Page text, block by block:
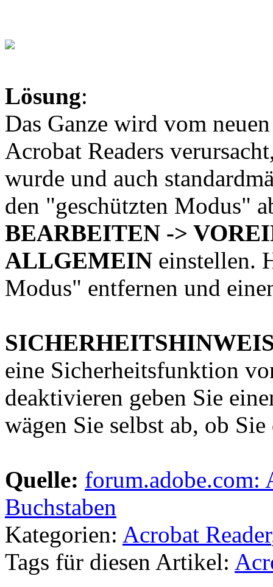
Lösung:
Das Ganze wird vom
Acrobat Readers
wurde und auch
den "geschützten Modus"
BEARBEITEN ->
ALLGEMEIN einstellen.
Modus" entfernen und
eine Sicherheitsfunktion
deaktivieren geben Sie
wägen Sie selbst ab, ob
Quelle: forum.adobe.com:
Buchstaben
Kategorien: Acrobat Reader
Tags für diesen Artikel: